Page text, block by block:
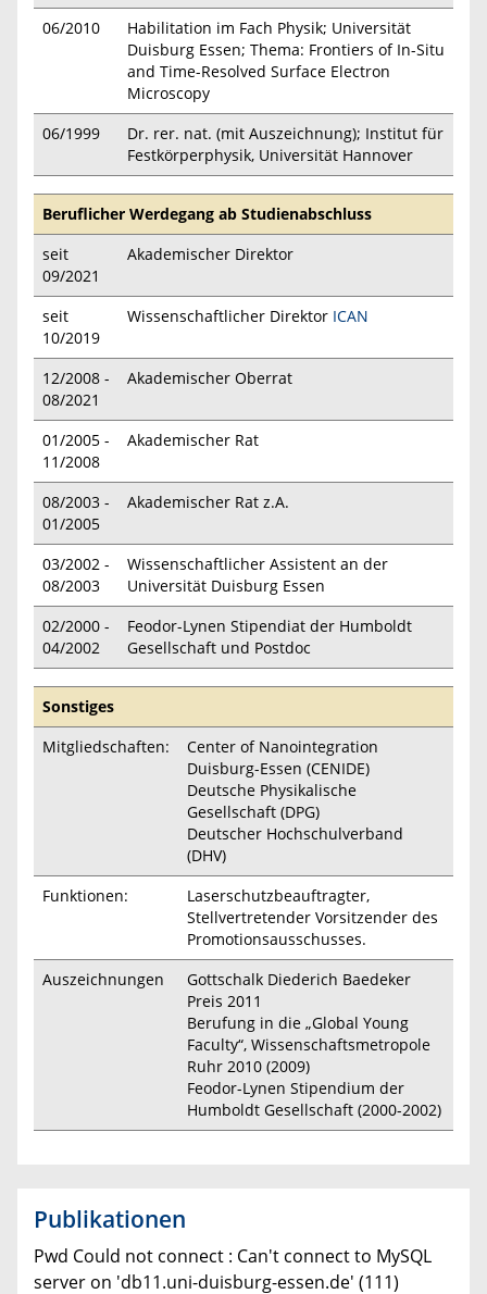
06/2010
Habilitation im Fach Physik; Universität
Duisburg Essen; Thema: Frontiers of In-Situ
and Time-Resolved Surface Electron
Microscopy
06/1999
Dr. rer. nat. (mit Auszeichnung); Institut für
Festkörperphysik, Universität Hannover
Beruflicher Werdegang ab Studienabschluss
seit
09/2021
Akademischer Direktor
seit
10/2019
Wissenschaftlicher Direktor ICAN
12/2008 -
08/2021
Akademischer Oberrat
01/2005 -
11/2008
Akademischer Rat
08/2003 -
01/2005
Akademischer Rat z.A.
03/2002 -
08/2003
Wissenschaftlicher Assistent an der
Universität Duisburg Essen
02/2000 -
04/2002
Feodor-Lynen Stipendiat der Humboldt
Gesellschaft und Postdoc
Sonstiges
Mitgliedschaften:
Center of Nanointegration
Duisburg-Essen (CENIDE)
Deutsche Physikalische
Gesellschaft (DPG)
Deutscher Hochschulverband
(DHV)
Funktionen:
Laserschutzbeauftragter,
Stellvertretender Vorsitzender des
Promotionsausschusses.
Auszeichnungen
Gottschalk Diederich Baedeker
Preis 2011
Berufung in die „Global Young
Faculty“, Wissenschaftsmetropole
Ruhr 2010 (2009)
Feodor-Lynen Stipendium der
Humboldt Gesellschaft (2000-2002)
Publikationen
Pwd Could not connect : Can't connect to MySQL
server on 'db11.uni-duisburg-essen.de' (111)